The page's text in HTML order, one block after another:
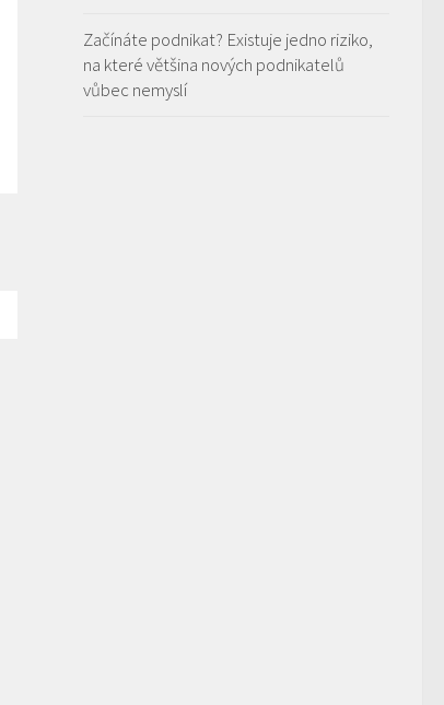
Začínáte podnikat? Existuje jedno riziko,
na které většina nových podnikatelů
vůbec nemyslí